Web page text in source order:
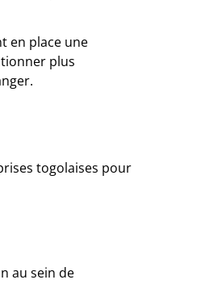
en place une
plus
togolaises pour
au sein de